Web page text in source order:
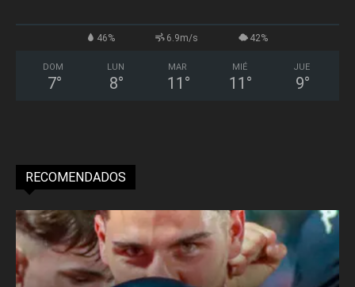
46% 6.9m/s 42%
DOM
7°
LUN
8°
MAR
11 °
MIÉ
11 °
JUE
9°
RECOMENDADOS